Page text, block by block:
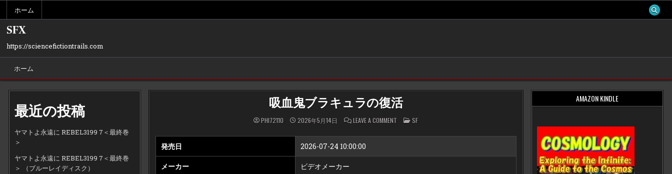
content
ホーム
SFX
https://sciencefictiontrails.com
ホーム
最近の投稿
ヤマトよ永遠に REBEL3199 7＜最終巻
＞
ヤマトよ永遠に REBEL3199 7＜最終巻
＞ （ブルーレイディスク）
吸血鬼ブラキュラの復活
PHI72110 2026年5月14日 LEAVE A COMMENT ON
鬼
キ
POSTED
IN
SF
発売日 2026-07-24 10:00:00
メーカー ビデオメーカー
AMAZON KINDLE